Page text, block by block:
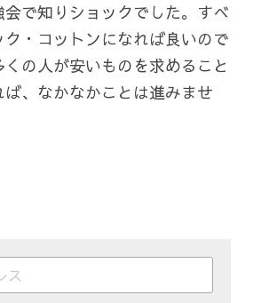
で知りショックでした。すべ
・コットンになれば良いので
くの人が安いものを求めること
、なかなかことは進みませ